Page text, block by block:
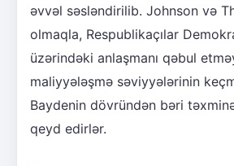
əvvəl səsləndirilib. Johnson və
olmaqla, Respublikaçılar
üzərindəki anlaşmanı qəbul
maliyyələşmə səviyyələrinin
Baydenin dövründən bəri
qeyd edirlər.